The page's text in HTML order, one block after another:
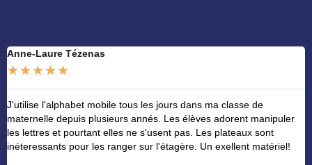
Anne-Laure Tézenas
★★★★★
J'utilise l'alphabet mobile tous les jours dans ma classe de
maternelle depuis plusieurs annés. Les élèves adorent manipuler
les lettres et pourtant elles ne s'usent pas. Les plateaux sont
inéteressants pour les ranger sur l'étagère. Un exellent matériel!